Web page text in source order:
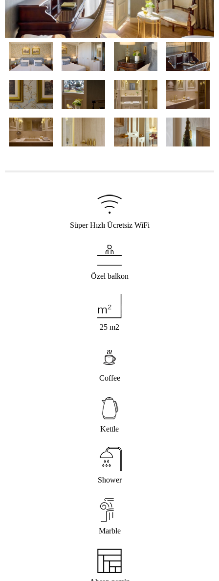
Süper Hızlı Ücretsiz WiFi
Özel balkon
25 m2
Coffee
Kettle
Shower
Marble